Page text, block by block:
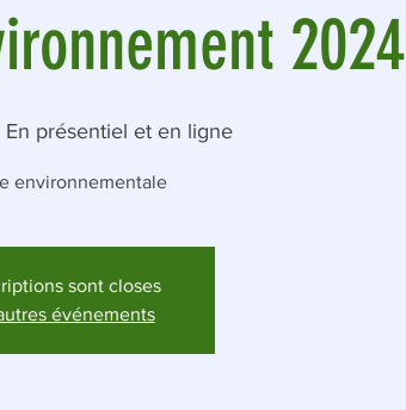
2024
En présentiel et en ligne
environnementale
sont closes
événements